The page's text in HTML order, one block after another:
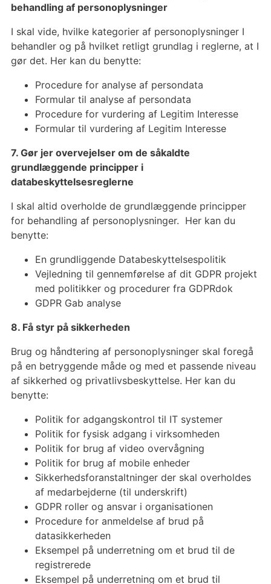
behandling af personoplysninger
I skal vide, hvilke kategorier af personoplysninger I
behandler og på hvilket retligt grundlag i reglerne, at I
gør det. Her kan du benytte:
Procedure for analyse af persondata
Formular til analyse af persondata
Procedure for vurdering af Legitim Interesse
Formular til vurdering af Legitim Interesse
7. Gør jer overvejelser om de såkaldte
grundlæggende principper i
databeskyttelsesreglerne
I skal altid overholde de grundlæggende principper
for behandling af personoplysninger. Her kan du
benytte:
En grundliggende Databeskyttelsespolitik
Vejledning til gennemførelse af dit GDPR projekt
med politikker og procedurer fra GDPRdok
GDPR Gab analyse
8. Få styr på sikkerheden
Brug og håndtering af personoplysninger skal foregå
på en betryggende måde og med et passende niveau
af sikkerhed og privatlivsbeskyttelse. Her kan du
benytte:
Politik for adgangskontrol til IT systemer
Politik for fysisk adgang i virksomheden
Politik for brug af video overvågning
Politik for brug af mobile enheder
Sikkerhedsforanstaltninger der skal overholdes
af medarbejderne (til underskrift)
GDPR roller og ansvar i organisationen
Procedure for anmeldelse af brud på
datasikkerheden
Eksempel på underretning om et brud til de
registrerede
Eksempel på underretning om et brud til